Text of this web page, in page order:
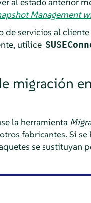
Management
servicios al cliente
utilice
migración
la herramienta
fabricantes. Si
se sustituyan